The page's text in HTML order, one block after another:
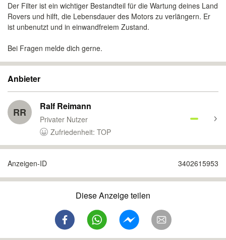
Der Filter ist ein wichtiger Bestandteil für die Wartung deines Land
Rovers und hilft, die Lebensdauer des Motors zu verlängern. Er
ist unbenutzt und in einwandfreiem Zustand.
Bei Fragen melde dich gerne.
Anbieter
RR Ralf Reimann
Privater Nutzer
Zufriedenheit: TOP
Anzeigen-ID 3402615953
Diese Anzeige teilen